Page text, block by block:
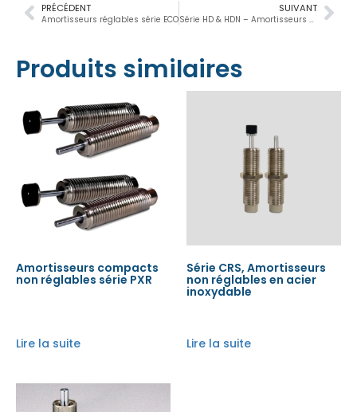
SUIVANT
PRÉCÉDENT
Amortisseurs réglables série ECO
Produits similaires
Amortisseurs compacts
non réglables série PXR
Lire la suite
Série CRS, Amortisseurs
non réglables en acier
inoxydable
Lire la suite